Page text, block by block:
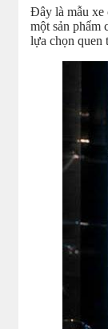
Đây là mẫu xe
một sản phẩm
lựa chọn quen